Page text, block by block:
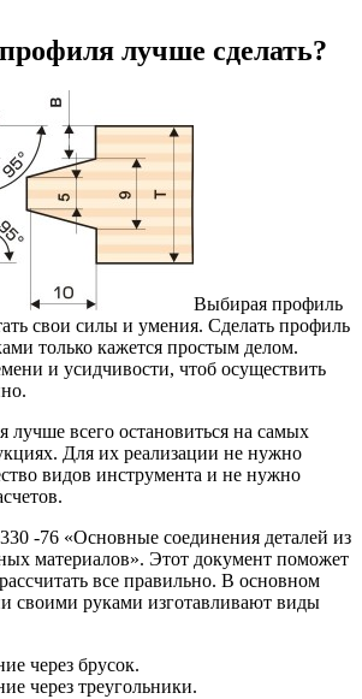
лучше сделать?
Выбирая профиль
свои силы и умения. Сделать профиль
только кажется простым делом.
и усидчивости, чтоб осуществить
всего остановиться на самых
Для их реализации не нужно
видов инструмента и не нужно
-76 «Основные соединения деталей из
материалов». Этот документ поможет
все правильно. В основном
своими руками изготавливают виды
через брусок.
через треугольники.